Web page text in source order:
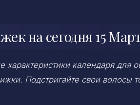
на сегодня 15
календаря для
Подстригайте свои волосы